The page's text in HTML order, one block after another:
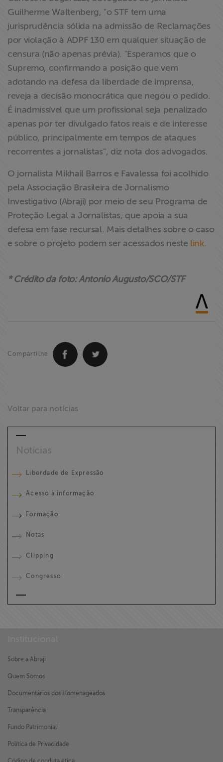
Guilherme Waltenberg, "o STF tem uma
jurisprudência sólida na admissão de Reclamações
por violação à ADPF 130 em qualquer situação de
censura (não apenas prévia). "Esperamos que o
Supremo, confirmando a posição que vem
adotando na defesa da liberdade de imprensa,
reveja a decisão monocrática que negou o pedido.
É inadmissível que um profissional seja penalizado
apenas por ter divulgado fatos reais e de interesse
público, principalmente em tempos de ataques
recorrentes a jornalistas", diz nota dos advogados.
O jornalista Mikhail Barros e Favalessa foi acolhido
pela Associação Brasileira de Jornalismo
Investigativo (Abraji) por meio de seu Programa de
Proteção Legal a Jornalistas, que apoia a sua
defesa em fase recursal. Mais detalhes sobre o caso
e sobre o projeto podem ser acessados neste link.
* Crédito da foto: Antonio Augusto/SCO/STF
Compartilhe
Voltar para notícias
Notícias
Liberdade de Expressão
Acesso à informação
Formação
Notas
Clipping
Congresso
Sobre a Abraji
Quem Somos
Documentários dos Homenageados
Transparência
Fundo Patrimonial
Política de Privacidade